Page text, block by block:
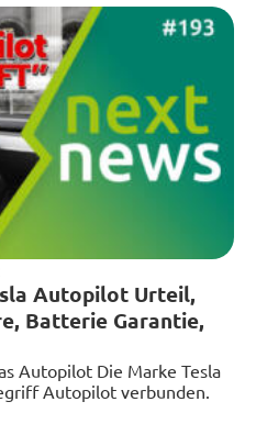
Autopilot Urteil,
Batterie Garantie,
Autopilot Die Marke Tesla
Autopilot verbunden.